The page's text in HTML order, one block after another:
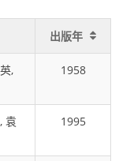
出版年
,
1958
袁
1995